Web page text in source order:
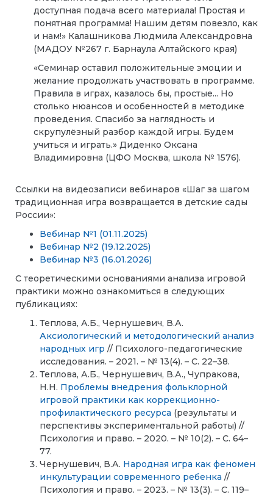
доступная подача всего материала! Простая и
понятная программа! Нашим детям повезло, как
и нам!» Калашникова Людмила Александровна
(МАДОУ №267 г. Барнаула Алтайского края)
«Семинар оставил положительные эмоции и
желание продолжать участвовать в программе.
Правила в играх, казалось бы, простые... Но
столько нюансов и особенностей в методике
проведения. Спасибо за наглядность и
скрупулёзный разбор каждой игры. Будем
учиться и играть.» Диденко Оксана
Владимировна (ЦФО Москва, школа № 1576).
Ссылки на видеозаписи вебинаров «Шаг за шагом
традиционная игра возвращается в детские сады
России»:
Вебинар №1 (01.11.2025)
Вебинар №2 (19.12.2025)
Вебинар №3 (16.01.2026)
С теоретическими основаниями анализа игровой
практики можно ознакомиться в следующих
публикациях:
Теплова, А.Б., Чернушевич, В.А.
Аксиологический и методологический анализ
народных игр // Психолого-педагогические
исследования. – 2021. – № 13(4). – С. 22–38.
Теплова, А.Б., Чернушевич, В.А., Чупракова,
Н.Н. Проблемы внедрения фольклорной
игровой практики как коррекционно-
профилактического ресурса (результаты и
перспективы экспериментальной работы) //
Психология и право. – 2020. – № 10(2). – С. 64–
77.
Чернушевич, В.А. Народная игра как феномен
инкультурации современного ребенка //
Психология и право. – 2023. – № 13(3). – С. 119–